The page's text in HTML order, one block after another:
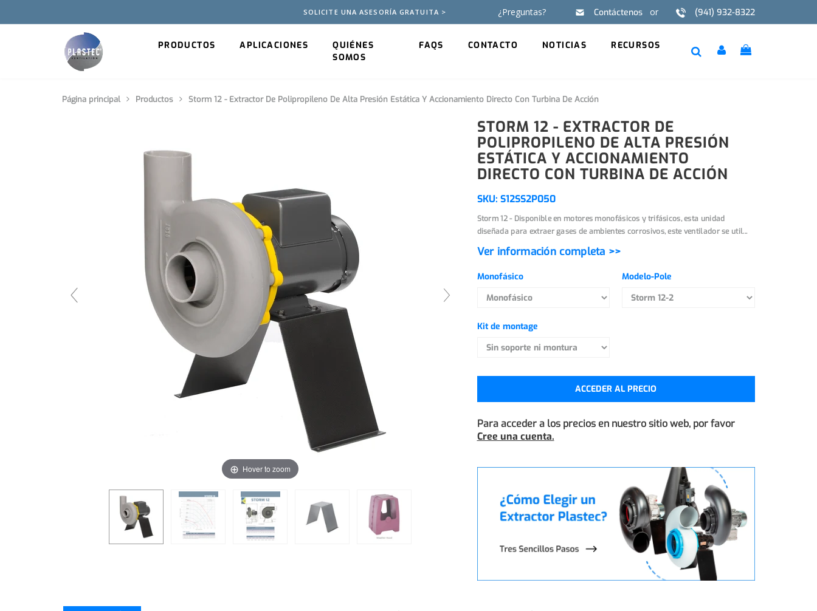
SOLICITE UNA ASESORÍA GRATUITA > ¿Preguntas? Contáctenos or (941) 932-8322
PRODUCTOS APLICACIONES
QUIÉNES
SOMOS
FAQS CONTACTO NOTICIAS RECURSOS
Página principal Productos Storm 12 - Extractor De Polipropileno De Alta Presión Estática Y Accionamiento Directo Con Turbina De Acción
Hover to zoom
STORM 12 - EXTRACTOR DE
POLIPROPILENO DE ALTA PRESIÓN
ESTÁTICA Y ACCIONAMIENTO
DIRECTO CON TURBINA DE ACCIÓN
SKU: S12SS2P050
Storm 12 - Disponible en motores monofásicos y trifásicos, esta unidad
diseñada para extraer gases de ambientes corrosivos, este ventilador se util...
Ver información completa >>
Monofásico Modelo-Pole
Kit de montage
ACCEDER AL PRECIO
Para acceder a los precios en nuestro sitio web, por favor
Cree una cuenta.